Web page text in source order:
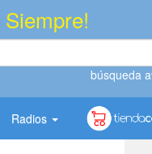
Siempre!
búsqueda
Radios